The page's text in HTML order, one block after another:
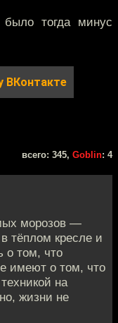
тогда минус
ВКонтакте
всего: 345, Goblin: 4
морозов —
тёплом кресле и
о том, что
имеют о том, что
на
жизни не